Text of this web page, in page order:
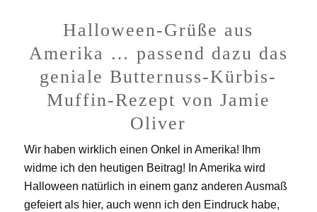
Halloween-Grüße aus
Amerika … passend dazu das
geniale Butternuss-Kürbis-
Muffin-Rezept von Jamie
Oliver
Wir haben wirklich einen Onkel in Amerika! Ihm
widme ich den heutigen Beitrag! In Amerika wird
Halloween natürlich in einem ganz anderen Ausmaß
gefeiert als hier, auch wenn ich den Eindruck habe,